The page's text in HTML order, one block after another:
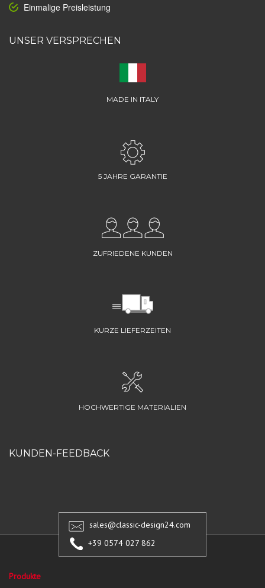
Einmalige Preisleistung
UNSER VERSPRECHEN
MADE IN ITALY
5 JAHRE GARANTIE
ZUFRIEDENE KUNDEN
KURZE LIEFERZEITEN
HOCHWERTIGE MATERIALIEN
KUNDEN-FEEDBACK
sales@classic-design24.com
+39 0574 027 862
Produkte